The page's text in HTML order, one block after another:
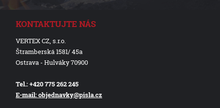
KONTAKTUJTE NÁS
VERTEX CZ, s.r.o.
Štramberská 1581/ 45a
Ostrava - Hulváky 70900
Tel.: +420 775 262 245
E-mail: objednavky@pisla.cz